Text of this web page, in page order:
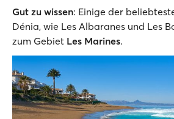
Gut zu wissen: Einige der
Dénia, wie Les Albaranes und Les
zum Gebiet Les Marines.